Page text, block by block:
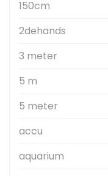
150cm
2dehands
3 meter
5 m
5 meter
accu
aquarium